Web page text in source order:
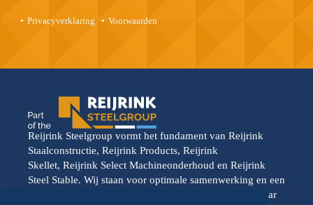
Privacyverklaring Voorwaarden
Reijrink Steelgroup vormt het fundament van Reijrink
Staalconstructie, Reijrink Products, Reijrink
Skellet, Reijrink Select Machineonderhoud en Reijrink
Steel Stable. Wij staan voor optimale samenwerking en een
gedeelde toekomstvisie. Elke divisie opereert vanuit haar